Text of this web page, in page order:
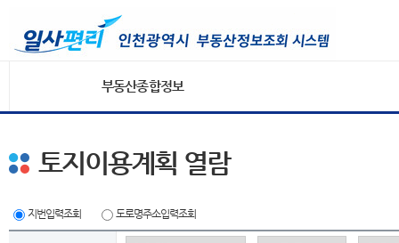
부동산종합정보
토지이용계획 열람
지번입력조회 도로명주소입력조회